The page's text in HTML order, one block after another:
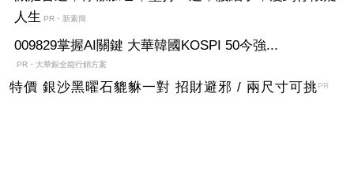
人生 PR・新素簡
009829掌握AI關鍵 大華韓國KOSPI 50今強...
PR・大華銀全能行銷方案
特價 銀沙黑曜石貔貅一對 招財避邪 / 兩尺寸可挑PR